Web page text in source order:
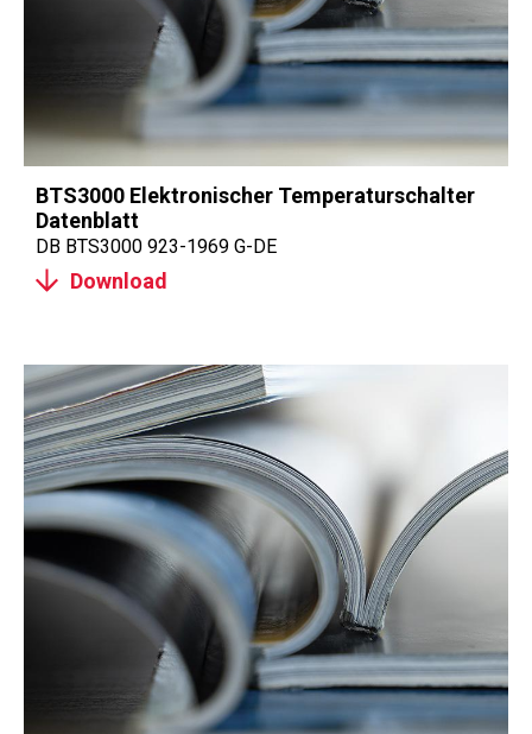
BTS3000 Elektronischer Temperaturschalter
Datenblatt
DB BTS3000 923-1969 G-DE
Download